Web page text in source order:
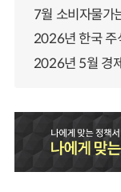
7월 소비자물가
2026년 한국 주
2026년 5월 경